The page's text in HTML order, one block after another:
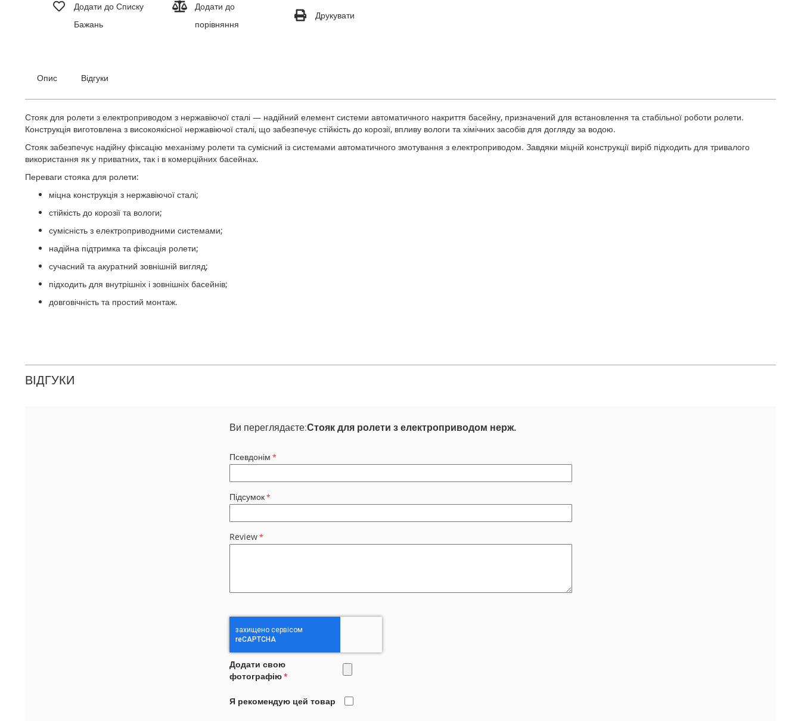
Додати до Списку
Бажань
Додати до
порівняння
Друкувати
Опис Відгуки
Стояк для ролети з електроприводом з нержавіючої сталі — надійний елемент системи автоматичного накриття басейну, призначений для встановлення та стабільної роботи ролети.
Конструкція виготовлена з високоякісної нержавіючої сталі, що забезпечує стійкість до корозії, впливу вологи та хімічних засобів для догляду за водою.
Стояк забезпечує надійну фіксацію механізму ролети та сумісний із системами автоматичного змотування з електроприводом. Завдяки міцній конструкції виріб підходить для тривалого
використання як у приватних, так і в комерційних басейнах.
Переваги стояка для ролети:
міцна конструкція з нержавіючої сталі;
стійкість до корозії та вологи;
сумісність з електроприводними системами;
надійна підтримка та фіксація ролети;
сучасний та акуратний зовнішній вигляд;
підходить для внутрішніх і зовнішніх басейнів;
довговічність та простий монтаж.
ВІДГУКИ
Ви переглядаєте:Стояк для ролети з електроприводом нерж.
Псевдонім
Підсумок
Review
Додати свою
фотографію
Я рекомендую цей товар